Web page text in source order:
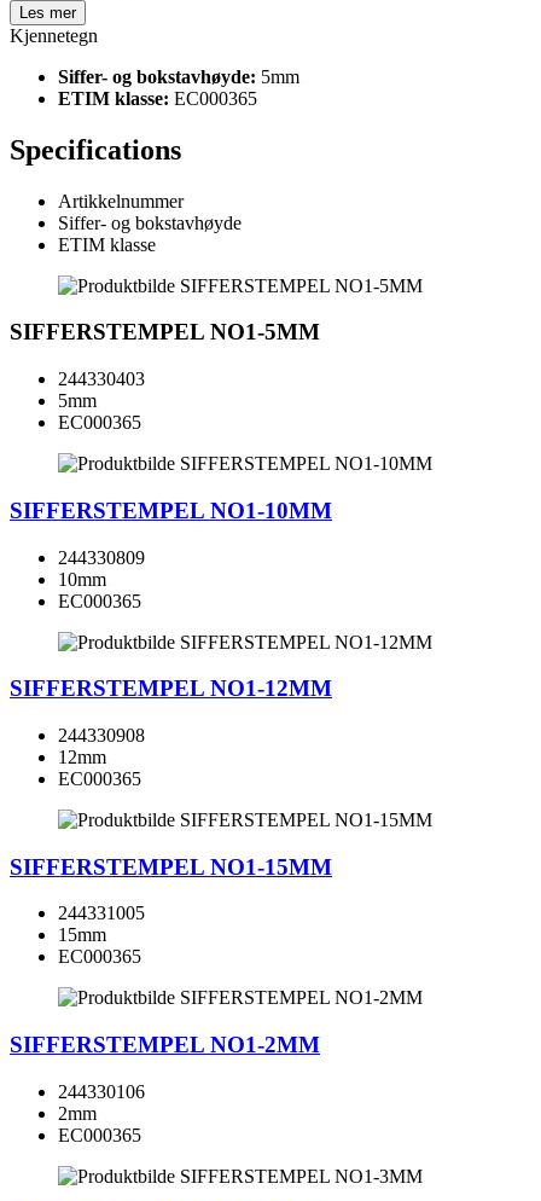
Les mer
Kjennetegn
Siffer- og bokstavhøyde: 5mm
ETIM klasse: EC000365
Specifications
Artikkelnummer
Siffer- og bokstavhøyde
ETIM klasse
SIFFERSTEMPEL NO1-5MM
244330403
5mm
EC000365
SIFFERSTEMPEL NO1-10MM
244330809
10mm
EC000365
SIFFERSTEMPEL NO1-12MM
244330908
12mm
EC000365
SIFFERSTEMPEL NO1-15MM
244331005
15mm
EC000365
SIFFERSTEMPEL NO1-2MM
244330106
2mm
EC000365